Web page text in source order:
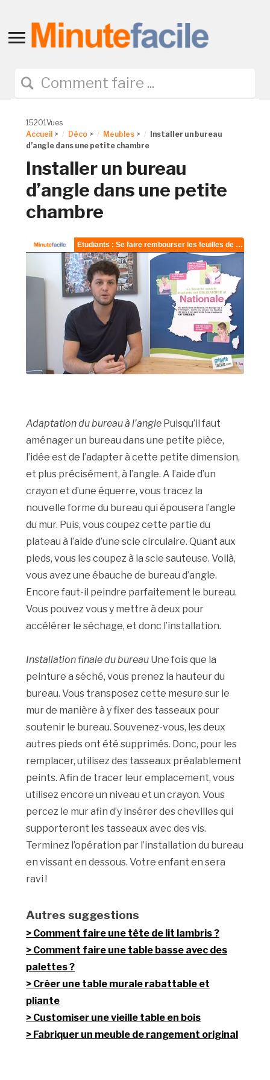
Toggle
navigation
15201Vues
Accueil > Déco > Meubles >
Installer un bureau
d’angle dans une petite chambre
Installer un bureau
d’angle dans une petite
chambre
Adaptation du bureau à l’angle Puisqu’il faut
aménager un bureau dans une petite pièce,
l’idée est de l’adapter à cette petite dimension,
et plus précisément, à l’angle. A l’aide d’un
crayon et d’une équerre, vous tracez la
nouvelle forme du bureau qui épousera l’angle
du mur. Puis, vous coupez cette partie du
plateau à l’aide d’une scie circulaire. Quant aux
pieds, vous les coupez à la scie sauteuse. Voilà,
vous avez une ébauche de bureau d’angle.
Encore faut-il peindre parfaitement le bureau.
Vous pouvez vous y mettre à deux pour
accélérer le séchage, et donc l’installation.
Installation finale du bureau Une fois que la
peinture a séché, vous prenez la hauteur du
bureau. Vous transposez cette mesure sur le
mur de manière à y fixer des tasseaux pour
soutenir le bureau. Souvenez-vous, les deux
autres pieds ont été supprimés. Donc, pour les
remplacer, utilisez des tasseaux préalablement
peints. Afin de tracer leur emplacement, vous
utilisez encore un niveau et un crayon. Vous
percez le mur afin d’y insérer des chevilles qui
supporteront les tasseaux avec des vis.
Terminez l’opération par l’installation du bureau
en vissant en dessous. Votre enfant en sera
ravi !
Autres suggestions
Comment faire une tête de lit lambris ?
Comment faire une table basse avec des
palettes ?
Créer une table murale rabattable et
pliante
Customiser une vieille table en bois
Fabriquer un meuble de rangement original